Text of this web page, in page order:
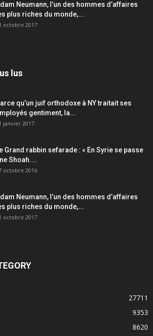
Neumann, l’un des hommes d’affaires
plus riches du monde,...
octobre 2017
lus
qu’un juif orthodoxe à NY traitait ses
gentiment, la...
janvier 2017
Grand rabbin sefarade : « En Syrie se passe
Shoah....
octobre 2016
Neumann, l’un des hommes d’affaires
plus riches du monde,...
octobre 2017
27711
9353
8620